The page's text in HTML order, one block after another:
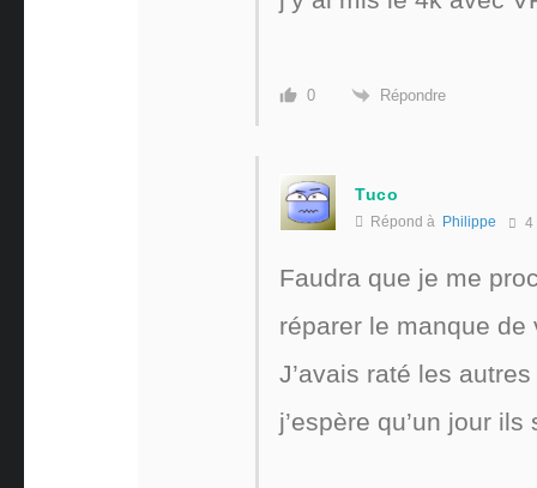
0 Répondre
Tuco
Répond à Philippe 4
Faudra que je me
réparer le manque
J’avais raté les
j’espère qu’un jour